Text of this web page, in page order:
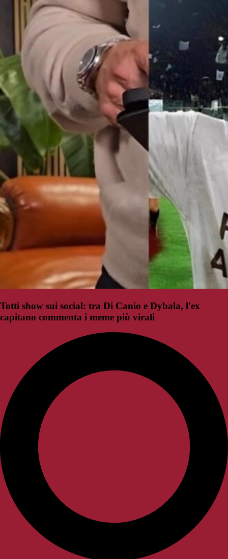
Totti show sui social: tra Di Canio e Dybala, l'ex
capitano commenta i meme più virali